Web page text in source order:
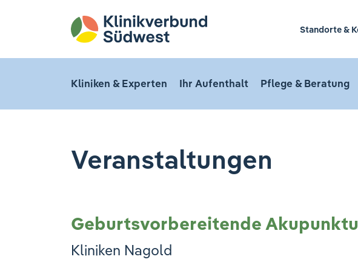
Standorte &
Kliniken & Experten Ihr Aufenthalt Pflege & Beratung
Veranstaltungen
Geburtsvorbereitende
Kliniken Nagold